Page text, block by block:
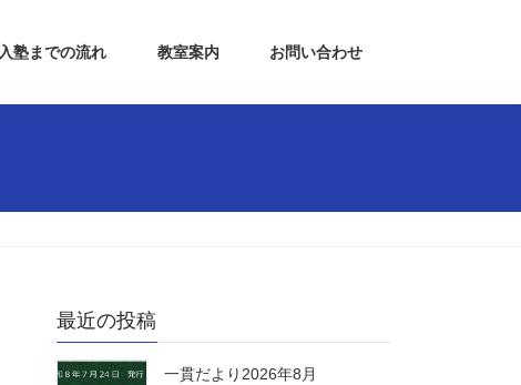
入塾までの流れ 教室案内 お問い合わせ
最近の投稿
一貫だより2026年8月